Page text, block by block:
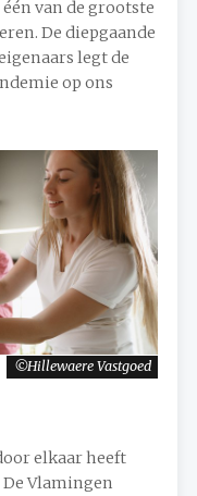
van de grootste
De diepgaande
legt de
op ons
Hillewaere Vastgoed
elkaar heeft
Vlamingen